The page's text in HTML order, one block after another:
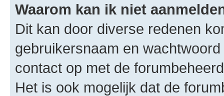
Waarom kan ik niet
Dit kan door diverse redenen
gebruikersnaam en
contact op met de
Het is ook mogelijk dat de